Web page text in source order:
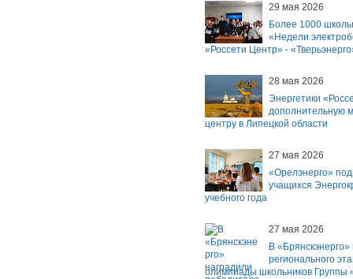
29 мая 2026
Более 1000
«Недели
«Россети Центр» -
28 мая 2026
Энергетики
дополнительную
центру в Липецкой области
27 мая 2026
«Орелэнерго»
учащихся
учебного года
27 мая 2026
В
регионального
олимпиады школьников Группы